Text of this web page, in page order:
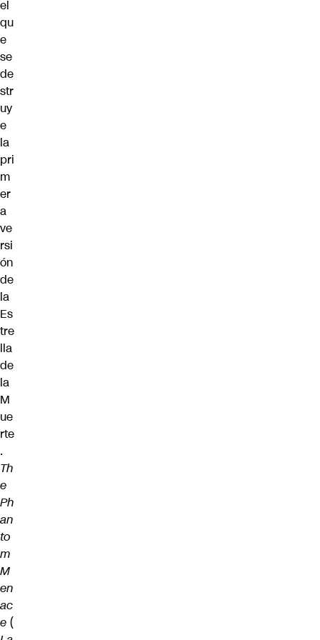
el
qu
e
se
de
str
uy
e
la
pri
m
er
a
ve
rsi
ón
de
la
Es
tre
lla
de
la
M
ue
rte
.
Th
e
Ph
an
to
m
M
en
ac
e (